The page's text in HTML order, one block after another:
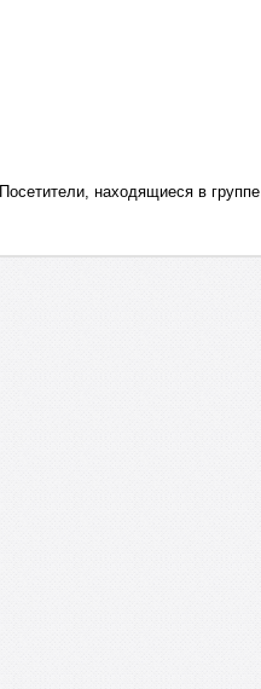
Посетители, находящиеся в группе